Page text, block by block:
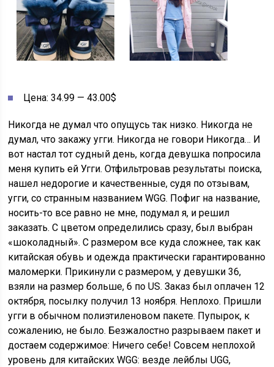
Цена: 34.99 — 43.00$
Никогда не думал что опущусь так низко. Никогда не
думал, что закажу угги. Никогда не говори Никогда… И
вот настал тот судный день, когда девушка попросила
меня купить ей Угги. Отфильтровав результаты поиска,
нашел недорогие и качественные, судя по отзывам,
угги, со странным названием WGG. Пофиг на название,
носить-то все равно не мне, подумал я, и решил
заказать. С цветом определились сразу, был выбран
«шоколадный». С размером все куда сложнее, так как
китайская обувь и одежда практически гарантированно
маломерки. Прикинули с размером, у девушки 36,
взяли на размер больше, 6 по US. Заказ был оплачен 12
октября, посылку получил 13 ноября. Неплохо. Пришли
угги в обычном полиэтиленовом пакете. Пупырок, к
сожалению, не было. Безжалостно разрываем пакет и
достаем содержимое: Ничего себе! Совсем неплохой
уровень для китайских WGG: везде лейблы UGG,